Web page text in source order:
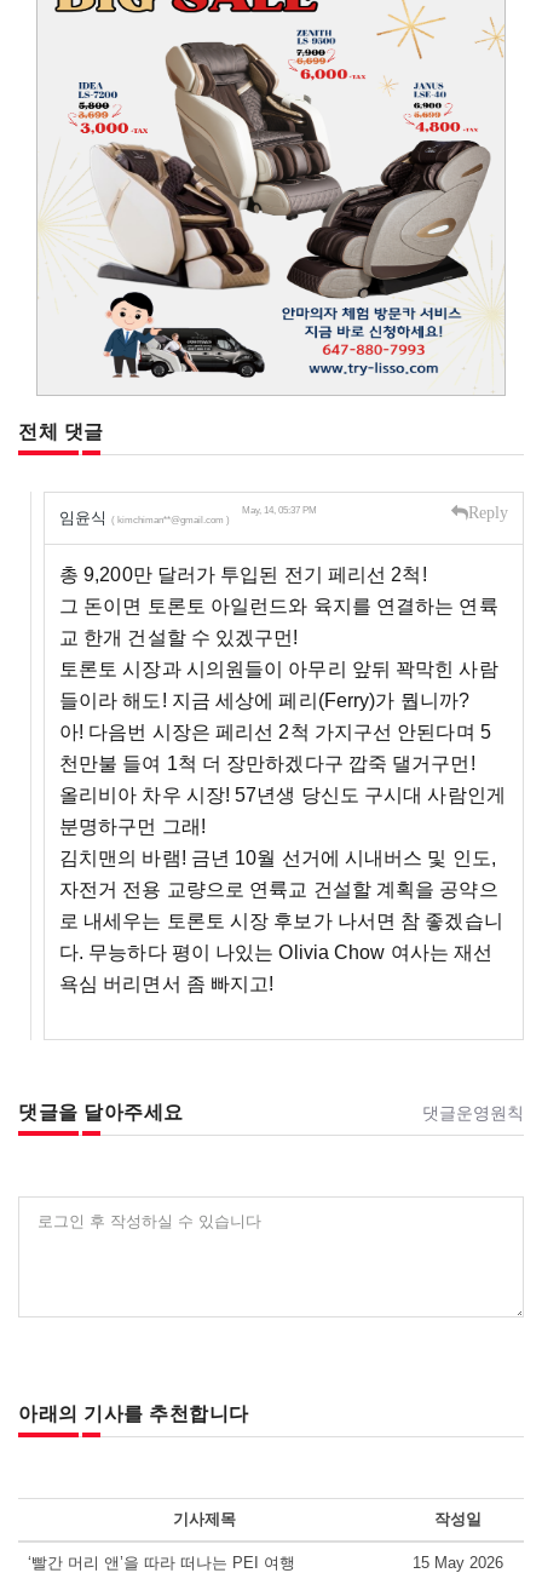
전체 댓글
임윤식 ( kimchiman**@gmail.com )
May, 14, 05:37 PM Reply
총 9,200만 달러가 투입된 전기 페리선 2척!
그 돈이면 토론토 아일런드와 육지를 연결하는 연륙
교 한개 건설할 수 있겠구먼!
토론토 시장과 시의원들이 아무리 앞뒤 꽉막힌 사람
들이라 해도! 지금 세상에 페리(Ferry)가 뭡니까?
아! 다음번 시장은 페리선 2척 가지구선 안된다며 5
천만불 들여 1척 더 장만하겠다구 깝죽 댈거구먼!
올리비아 차우 시장! 57년생 당신도 구시대 사람인게
분명하구먼 그래!
김치맨의 바램! 금년 10월 선거에 시내버스 및 인도,
자전거 전용 교량으로 연륙교 건설할 계획을 공약으
로 내세우는 토론토 시장 후보가 나서면 참 좋겠습니
다. 무능하다 평이 나있는 Olivia Chow 여사는 재선
욕심 버리면서 좀 빠지고!
댓글을 달아주세요 댓글운영원칙
로그인 후 작성하실 수 있습니다
아래의 기사를 추천합니다
기사제목 작성일
‘빨간 머리 앤’을 따라 떠나는 PEI 여행 15 May 2026